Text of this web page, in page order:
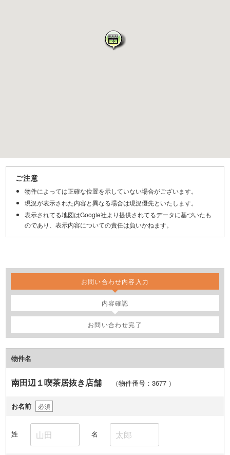
ご注意
物件によっては正確な位置を示していない場合がございます。
現況が表示された内容と異なる場合は現況優先といたします。
表示されてる地図はGoogle社より提供されてるデータに基づいたも
のであり、表示内容についての責任は負いかねます。
お問い合わせ内容入力
内容確認
お問い合わせ完了
物件名
南田辺１喫茶居抜き店舗 （物件番号：3677 ）
お名前 必須
姓 名